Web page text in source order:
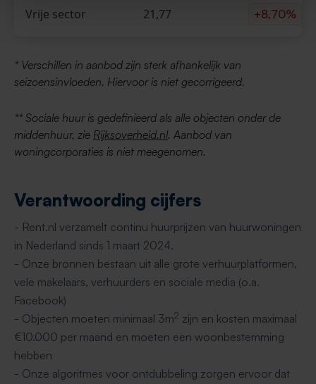
Vrije sector 21,77 +8,70%
* Verschillen in aanbod zijn sterk afhankelijk van
seizoensinvloeden. Hiervoor is niet gecorrigeerd.
** Sociale huur is gedefinieerd als alle objecten onder de
middenhuur, zie Rijksoverheid.nl. Aanbod van
woningcorporaties is niet meegenomen.
Verantwoording cijfers
- Rent.nl verzamelt continu huurprijzen van huurwoningen
in Nederland sinds 1 maart 2024.
- Onze bronnen bestaan uit alle grote verhuurplatformen,
vele makelaars, verhuurders en sociale media (o.a.
Facebook)
- Objecten moeten minimaal 3m2 zijn en kosten maximaal
€10.000 per maand en moeten een woonbestemming
hebben
- Onze algoritmes voor ontdubbeling zorgen ervoor dat